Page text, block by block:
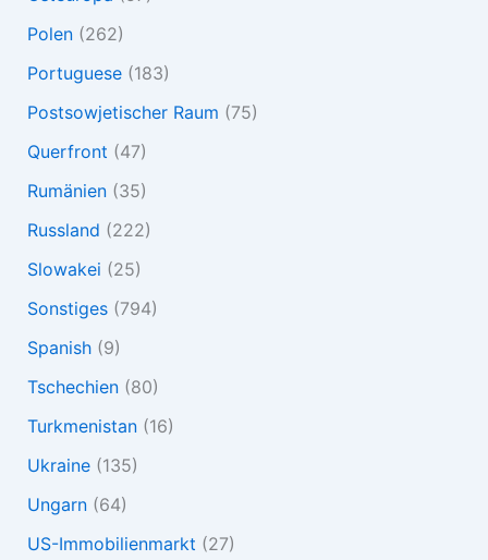
Polen(262)
Portuguese(183)
Postsowjetischer Raum (75)
Querfront (47)
Rumänien(35)
Russland (222)
Slowakei (25)
Sonstiges(794)
Spanish(9)
Tschechien(80)
Turkmenistan(16)
Ukraine(135)
Ungarn(64)
US-Immobilienmarkt (27)